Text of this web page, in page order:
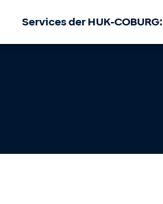
Services der HUK-COBURG: